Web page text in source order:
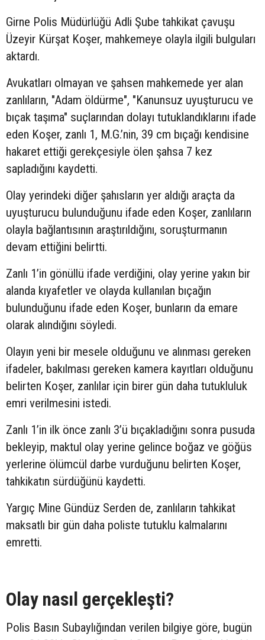
Girne Polis Müdürlüğü Adli Şube tahkikat çavuşu
Üzeyir Kürşat Koşer, mahkemeye olayla ilgili bulguları
aktardı.
Avukatları olmayan ve şahsen mahkemede yer alan
zanlıların, "Adam öldürme", "Kanunsuz uyuşturucu ve
bıçak taşıma" suçlarından dolayı tutuklandıklarını ifade
eden Koşer, zanlı 1, M.G.’nin, 39 cm bıçağı kendisine
hakaret ettiği gerekçesiyle ölen şahsa 7 kez
sapladığını kaydetti.
Olay yerindeki diğer şahısların yer aldığı araçta da
uyuşturucu bulunduğunu ifade eden Koşer, zanlıların
olayla bağlantısının araştırıldığını, soruşturmanın
devam ettiğini belirtti.
Zanlı 1’in gönüllü ifade verdiğini, olay yerine yakın bir
alanda kıyafetler ve olayda kullanılan bıçağın
bulunduğunu ifade eden Koşer, bunların da emare
olarak alındığını söyledi.
Olayın yeni bir mesele olduğunu ve alınması gereken
ifadeler, bakılması gereken kamera kayıtları olduğunu
belirten Koşer, zanlılar için birer gün daha tutukluluk
emri verilmesini istedi.
Zanlı 1’in ilk önce zanlı 3’ü bıçakladığını sonra pusuda
bekleyip, maktul olay yerine gelince boğaz ve göğüs
yerlerine ölümcül darbe vurduğunu belirten Koşer,
tahkikatın sürdüğünü kaydetti.
Yargıç Mine Gündüz Serden de, zanlıların tahkikat
maksatlı bir gün daha poliste tutuklu kalmalarını
emretti.
Olay nasıl gerçekleşti?
Polis Basın Subaylığından verilen bilgiye göre, bugün